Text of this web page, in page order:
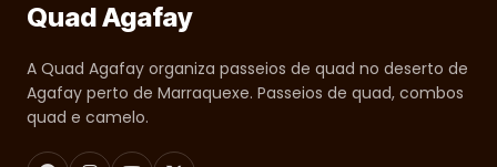
Quad Agafay
A Quad Agafay organiza passeios de quad no deserto de
Agafay perto de Marraquexe. Passeios de quad, combos
quad e camelo.